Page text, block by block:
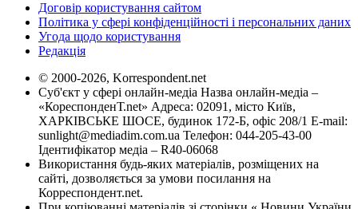
Договір користування сайтом
Політика у сфері конфіденційності і персональних даних
Угода щодо користування
Редакція
© 2000-2026, Korrespondent.net
Суб'єкт у сфері онлайн-медіа Назва онлайн-медіа –
«КореспонденТ.net» Адреса: 02091, місто Київ,
ХАРКІВСЬКЕ ШОСЕ, будинок 172-Б, офіс 208/1 E-mail:
sunlight@mediadim.com.ua Телефон: 044-205-43-00
Ідентифікатор медіа – R40-06068
Використання будь-яких матеріалів, розміщених на
сайті, дозволяється за умови посилання на
Корреспондент.net.